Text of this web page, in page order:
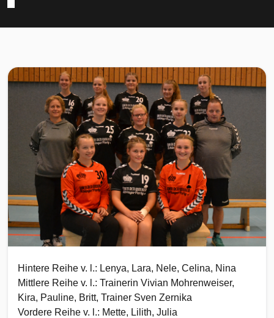
Hintere Reihe v. l.: Lenya, Lara, Nele, Celina, Nina
Mittlere Reihe v. l.: Trainerin Vivian Mohrenweiser,
Kira, Pauline, Britt, Trainer Sven Zernika
Vordere Reihe v. l.: Mette, Lilith, Julia